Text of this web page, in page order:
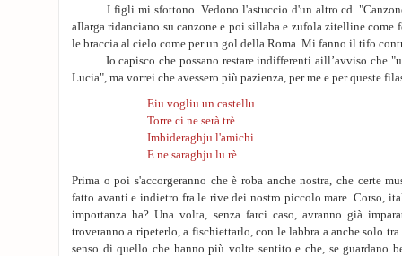
I figli mi sfottono. Vedono l'astuccio d'un altro cd.
aIlarga ridanciano su canzone e poi sillaba e zufola zitelline come
le braccia al cielo come per un gol della Roma. Mi fanno il tifo
Io capisco che possano restare indifferenti aill’avviso che
Lucia", ma vorrei che avessero più pazienza, per me e per queste
Eiu vogliu un castellu
Torre ci ne serà trè
Imbideraghju l'amichi
E ne saraghju lu rè.
Prima o poi s'accorgeranno che è roba anche nostra, che certe
fatto avanti e indietro fra le rive dei nostro piccolo mare. Corso,
importanza ha? Una volta, senza farci caso, avranno già
troveranno a ripeterlo, a fischiettarlo, con le labbra a anche solo
senso di quello che hanno più volte sentito e che, se guardano